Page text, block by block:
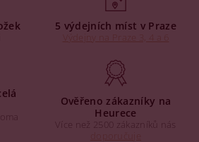
5 výdejních míst v Praze
Ověřeno zákazníky na
Heurece
Více než 2500 zákazníků nás